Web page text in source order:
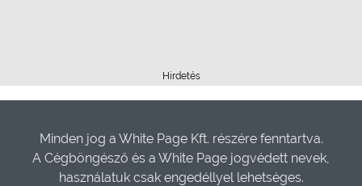
Hirdetés
Minden jog a White Page Kft. részére fenntartva.
A Cégböngésző és a White Page jogvédett nevek,
használatuk csak engedéllyel lehetséges.